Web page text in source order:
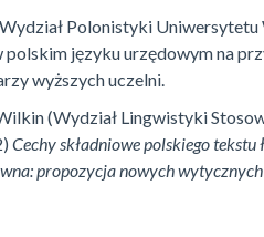
Polonistyki
polskim języku urzędowym na
wyższych uczelni.
(Wydział Lingwistyki
Cechy składniowe polskiego tekstu
propozycja nowych